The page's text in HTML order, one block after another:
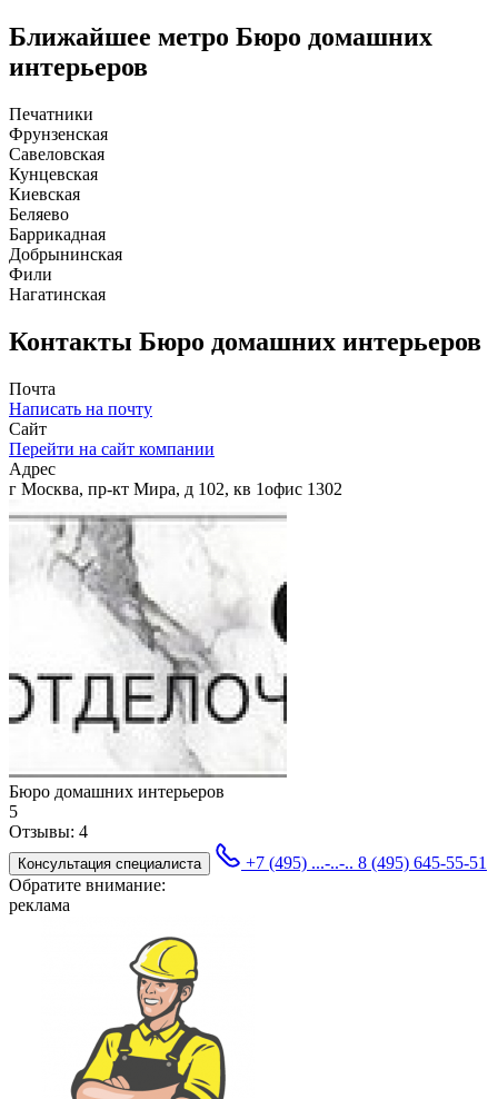
Ближайшее метро Бюро домашних
интерьеров
Печатники
Фрунзенская
Савеловская
Кунцевская
Киевская
Беляево
Баррикадная
Добрынинская
Фили
Нагатинская
Контакты Бюро домашних интерьеров
Почта
Написать на почту
Сайт
Перейти на сайт компании
Адрес
г Москва, пр-кт Мира, д 102, кв 1офис 1302
Бюро домашних интерьеров
5
Отзывы: 4
Консультация специалиста +7 (495) ...-..-.. 8 (495) 645-55-51
Обратите внимание:
реклама